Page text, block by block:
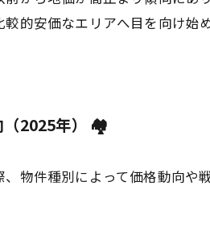
的安価なエリアへ目を向け始
（2025年） 🏘️
物件種別によって価格動向や